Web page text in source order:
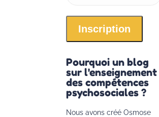
Pourquoi un blog
sur l'enseignement
des compétences
psychosociales ?
Nous avons créé Osmose